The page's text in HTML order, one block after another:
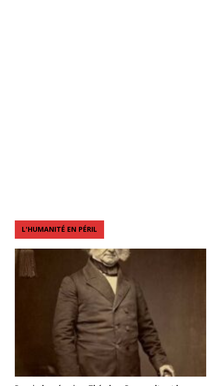
L'HUMANITÉ EN PÉRIL